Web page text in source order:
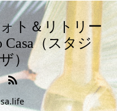
ト＆リトリー
（スタジ
）